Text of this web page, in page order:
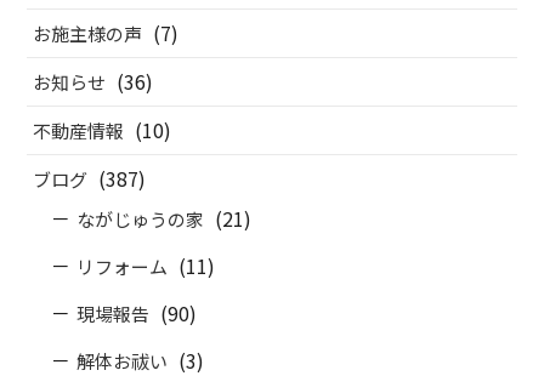
お施主様の声 (7)
お知らせ (36)
不動産情報 (10)
ブログ (387)
ながじゅうの家 (21)
リフォーム (11)
現場報告 (90)
解体お祓い (3)